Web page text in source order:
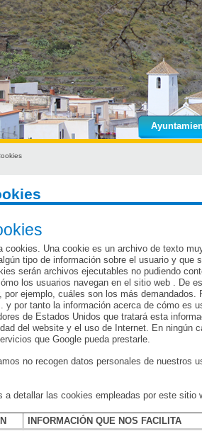
cookies. Una cookie es un archivo de texto
tipo de información sobre el usuario y
serán archivos ejecutables no pudiendo
los usuarios navegan en el sitio web . De
por ejemplo, cuáles son los más
y por tanto la información acerca de cómo es
de Estados Unidos que tratará esta
del website y el uso de Internet. En ningún
que Google pueda prestarle.
no recogen datos personales de nuestros
a detallar las cookies empleadas por este sitio
INFORMACIÓN QUE NOS FACILITA